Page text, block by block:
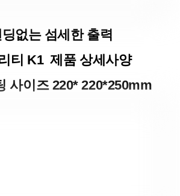
없는 섬세한 출력
티 K1 제품 상세사양
사이즈 220* 220*250mm